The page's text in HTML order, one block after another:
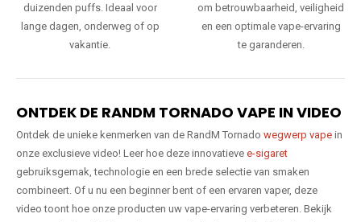
duizenden puffs. Ideaal voor
lange dagen, onderweg of op
vakantie.
om betrouwbaarheid, veiligheid
en een optimale vape-ervaring
te garanderen.
ONTDEK DE RANDM TORNADO VAPE IN VIDEO
Ontdek de unieke kenmerken van de RandM Tornado wegwerp vape in
onze exclusieve video! Leer hoe deze innovatieve e-sigaret
gebruiksgemak, technologie en een brede selectie van smaken
combineert. Of u nu een beginner bent of een ervaren vaper, deze
video toont hoe onze producten uw vape-ervaring verbeteren. Bekijk